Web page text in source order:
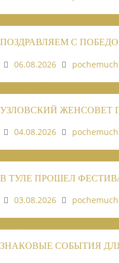
ПОЗДРАВЛЯЕМ С
06.08.2026
УЗЛОВСКИЙ ЖЕНСОВЕТ
04.08.2026
В ТУЛЕ ПРОШЕЛ
03.08.2026
ЗНАКОВЫЕ СОБЫТИЯ